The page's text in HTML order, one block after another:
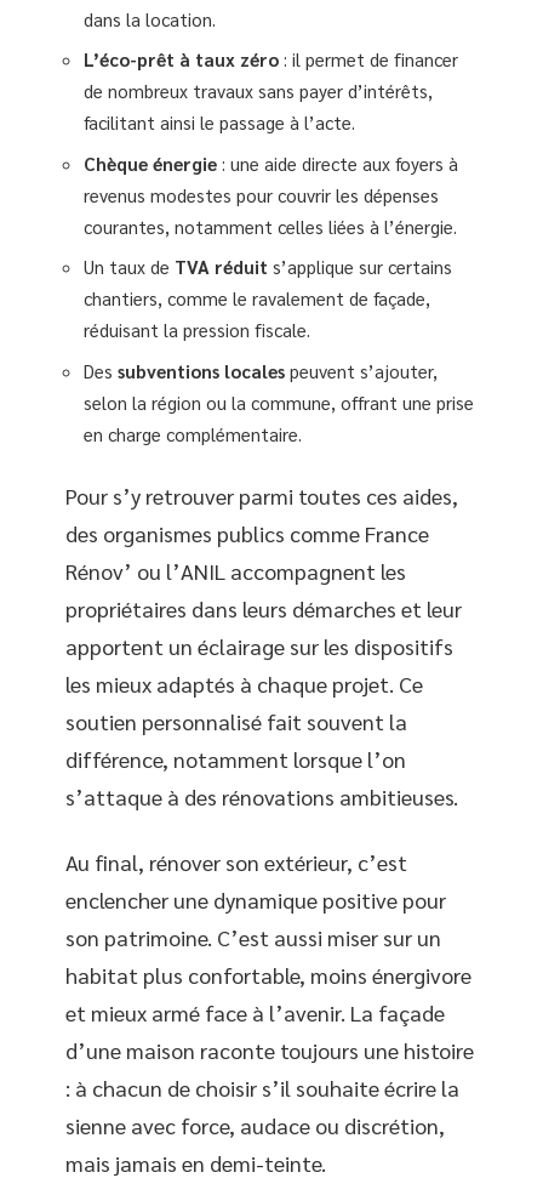
dans la location.
L’éco-prêt à taux zéro : il permet de financer
de nombreux travaux sans payer d’intérêts,
facilitant ainsi le passage à l’acte.
Chèque énergie : une aide directe aux foyers à
revenus modestes pour couvrir les dépenses
courantes, notamment celles liées à l’énergie.
Un taux de TVA réduit s’applique sur certains
chantiers, comme le ravalement de façade,
réduisant la pression fiscale.
Des subventions locales peuvent s’ajouter,
selon la région ou la commune, offrant une prise
en charge complémentaire.
Pour s’y retrouver parmi toutes ces aides,
des organismes publics comme France
Rénov’ ou l’ANIL accompagnent les
propriétaires dans leurs démarches et leur
apportent un éclairage sur les dispositifs
les mieux adaptés à chaque projet. Ce
soutien personnalisé fait souvent la
différence, notamment lorsque l’on
s’attaque à des rénovations ambitieuses.
Au final, rénover son extérieur, c’est
enclencher une dynamique positive pour
son patrimoine. C’est aussi miser sur un
habitat plus confortable, moins énergivore
et mieux armé face à l’avenir. La façade
d’une maison raconte toujours une histoire
: à chacun de choisir s’il souhaite écrire la
sienne avec force, audace ou discrétion,
mais jamais en demi-teinte.